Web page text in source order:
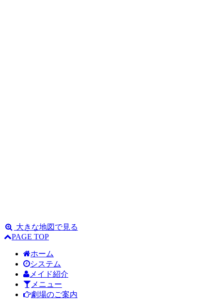
大きな地図で見る
PAGE TOP
ホーム
システム
メイド紹介
メニュー
劇場のご案内